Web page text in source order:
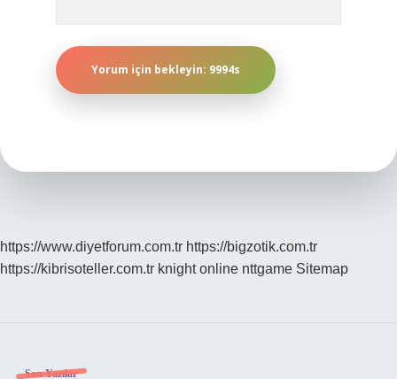
https://www.diyetforum.com.tr https://bigzotik.com.tr
https://kibrisoteller.com.tr knight online nttgame Sitemap
Son Yazılar